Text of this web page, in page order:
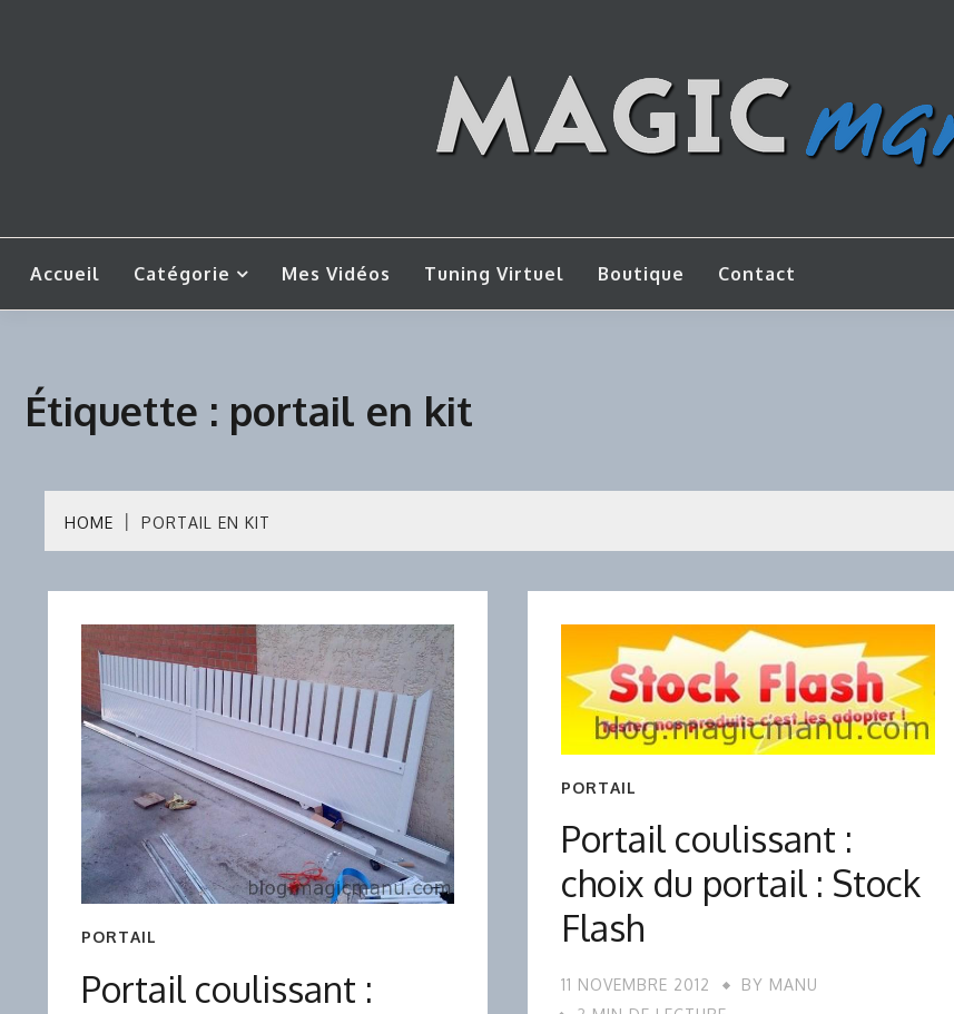
MAGICMANU
Accueil Catégorie Mes Vidéos Tuning Virtuel Boutique Contact
Étiquette : portail en kit
HOME PORTAIL EN KIT
PORTAIL
Portail coulissant :
PORTAIL
Portail coulissant :
choix du portail : Stock
Flash
11 NOVEMBRE 2012 BY MANU